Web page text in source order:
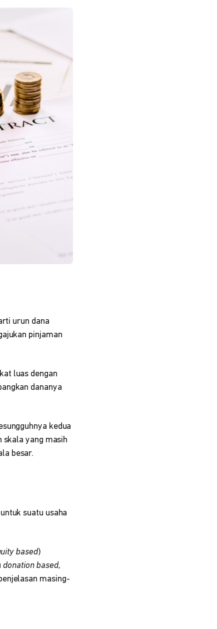
urun dana
pinjaman
luas dengan
dananya
kedua
skala yang masih
besar.
suatu usaha
based)
donation based,
masing-